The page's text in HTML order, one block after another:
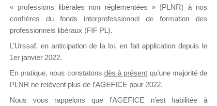
DIRIGEANT
« professions libérales non réglementées » (PLNR) à nos
confrères du fonds interprofessionnel de formation des
professionnels libéraux (FIF PL).
L’Urssaf, en anticipation de la loi, en fait application depuis le
1er janvier 2022.
En pratique, nous constatons dès à présent qu’une majorité de
PLNR ne relèvent plus de l’AGEFICE pour 2022.
Nous vous rappelons que l’AGEFICE n’est habilitée à